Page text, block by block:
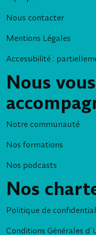
Nous contacter
Mentions Légales
Accessibilité :
Nous vous
Notre communauté
Nos formations
Nos podcasts
Nos
Politique de
Conditions Générales